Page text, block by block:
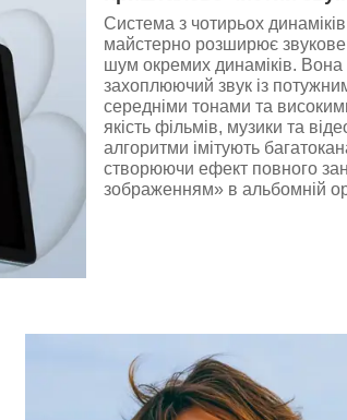
Система з чотирьох
майстерно розширює
шум окремих динаміків. Вона
захоплюючий звук із
середніми тонами та
якість фільмів, музики та
алгоритми імітують
створюючи ефект повного
зображенням» в альбомній